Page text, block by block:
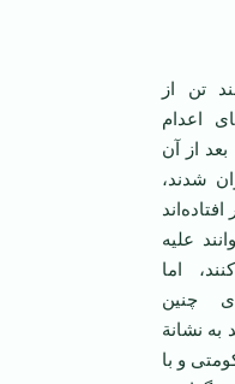
تن از
اعدام
بعد از آن
شدند،
افتاده‌اند
علیه
اما
چنین
به نشانة
و با